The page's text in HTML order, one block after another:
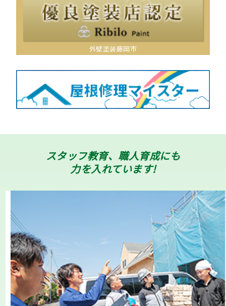
外壁塗装藤岡市
スタッフ教育、職人育成にも
力を入れています!